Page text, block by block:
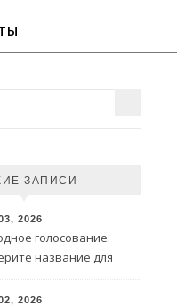
ЗАПИСИ
2026
голосование:
название для
2026